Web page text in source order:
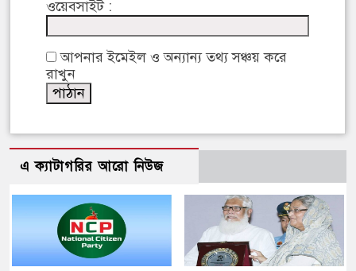
ওয়েবসাইট :
আপনার ইমেইল ও অন্যান্য তথ্য সঞ্চয় করে
রাখুন
এ ক্যাটাগরির আরো নিউজ